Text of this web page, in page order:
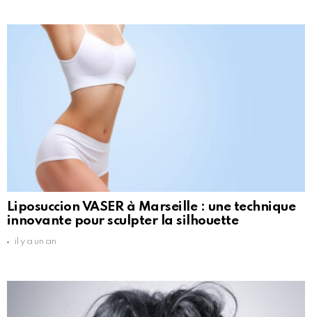
Liposuccion VASER à Marseille : une technique
innovante pour sculpter la silhouette
il y a un an